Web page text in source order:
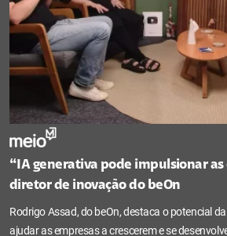
“IA generativa pode impulsionar as
diretor de inovação do beOn
Rodrigo Assad, do beOn, destaca o potencial
ajudar as empresas a crescerem e se